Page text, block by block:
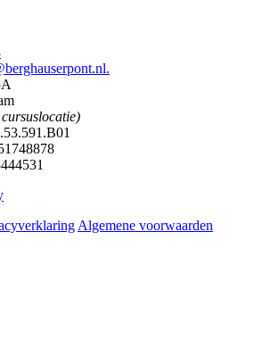
cursuslocatie)
Algemene voorwaarden